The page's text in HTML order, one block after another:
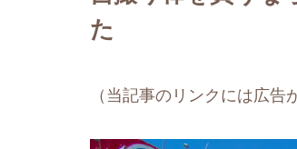
た
（当記事のリンクには広告